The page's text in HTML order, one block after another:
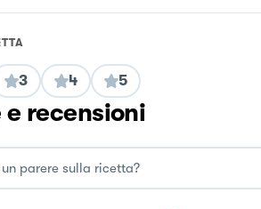
3 4 5
e recensioni